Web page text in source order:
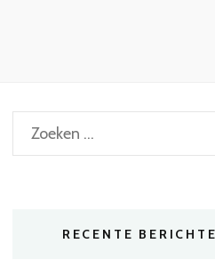
Zoeken
naar:
RECENTE